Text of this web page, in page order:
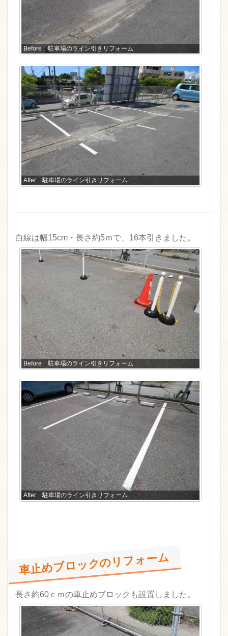
Before 駐車場のライン引きリフォーム
After 駐車場のライン引きリフォーム
白線は幅15cm・長さ約5ｍで、16本引きました。
Before 駐車場のライン引きリフォーム
After 駐車場のライン引きリフォーム
車止めブロックのリフォーム
長さ約60ｃｍの車止めブロックも設置しました。